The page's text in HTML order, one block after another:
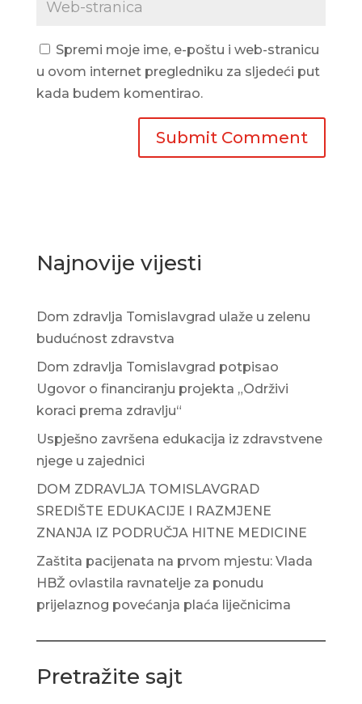
Spremi moje ime, e-poštu i web-stranicu
u ovom internet pregledniku za sljedeći put
kada budem komentirao.
Najnovije vijesti
Dom zdravlja Tomislavgrad ulaže u zelenu
budućnost zdravstva
Dom zdravlja Tomislavgrad potpisao
Ugovor o financiranju projekta „Održivi
koraci prema zdravlju“
Uspješno završena edukacija iz zdravstvene
njege u zajednici
DOM ZDRAVLJA TOMISLAVGRAD
SREDIŠTE EDUKACIJE I RAZMJENE
ZNANJA IZ PODRUČJA HITNE MEDICINE
Zaštita pacijenata na prvom mjestu: Vlada
HBŽ ovlastila ravnatelje za ponudu
prijelaznog povećanja plaća liječnicima
Pretražite sajt